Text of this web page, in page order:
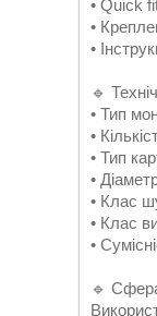
• Quick
•
•
🔹
• Тип
•
• Тип
•
• Клас
• Клас
•
🔹